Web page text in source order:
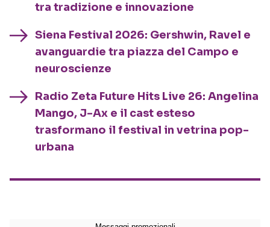
tra tradizione e innovazione
Siena Festival 2026: Gershwin, Ravel e
avanguardie tra piazza del Campo e
neuroscienze
Radio Zeta Future Hits Live 26: Angelina
Mango, J-Ax e il cast esteso
trasformano il festival in vetrina pop-
urbana